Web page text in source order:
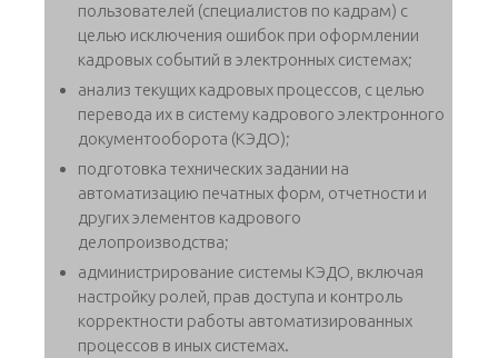
пользователей (специалистов по кадрам) с
целью исключения ошибок при оформлении
кадровых событий в электронных системах;
анализ текущих кадровых процессов, с целью
перевода их в систему кадрового электронного
документооборота (КЭДО);
подготовка технических задании на
автоматизацию печатных форм, отчетности и
других элементов кадрового
делопроизводства;
администрирование системы КЭДО, включая
настройку ролей, прав доступа и контроль
корректности работы автоматизированных
процессов в иных системах.